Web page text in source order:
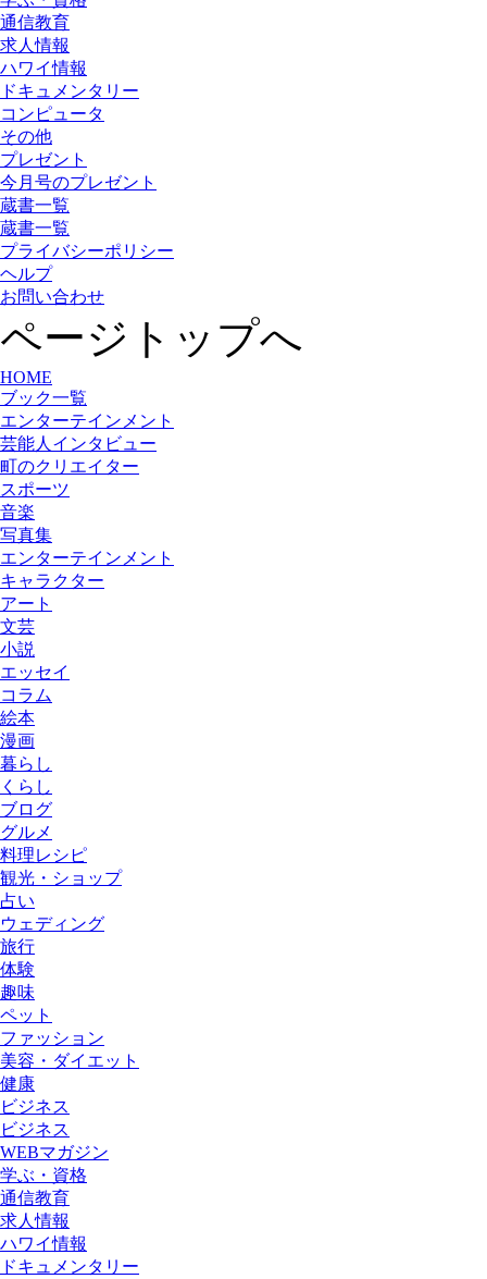
通信教育
求人情報
ハワイ情報
ドキュメンタリー
コンピュータ
その他
プレゼント
今月号のプレゼント
蔵書一覧
蔵書一覧
プライバシーポリシー
ヘルプ
お問い合わせ
ページトップへ
HOME
ブック一覧
エンターテインメント
芸能人インタビュー
町のクリエイター
スポーツ
音楽
写真集
エンターテインメント
キャラクター
アート
文芸
小説
エッセイ
コラム
絵本
漫画
暮らし
くらし
ブログ
グルメ
料理レシピ
観光・ショップ
占い
ウェディング
旅行
体験
趣味
ペット
ファッション
美容・ダイエット
健康
ビジネス
ビジネス
WEBマガジン
学ぶ・資格
通信教育
求人情報
ハワイ情報
ドキュメンタリー